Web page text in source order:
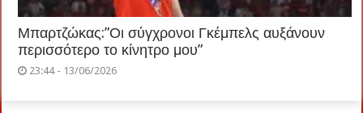
Μπαρτζώκας:”Οι σύγχρονοι Γκέμπελς αυξάνουν
περισσότερο το κίνητρο μου”
23:44 - 13/06/2026